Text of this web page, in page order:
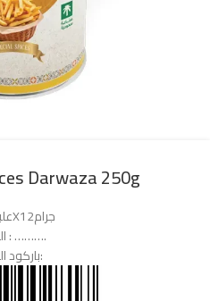
Darwaza 250g
علبة: 250X12جرام
الطبلية : ……….
باركود العلبة: